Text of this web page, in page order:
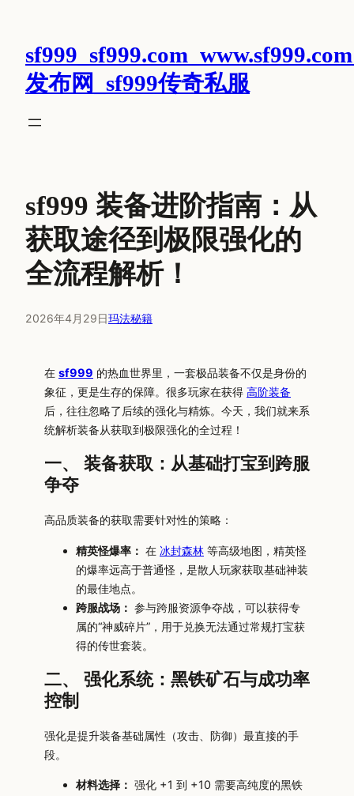
发布网_sf999传奇私服
sf999 装备进阶指南：从
获取途径到极限强化的
全流程解析！
2026年4月29日玛法秘籍
在 sf999 的热血世界里，一套极品装备不仅是身份的
象征，更是生存的保障。很多玩家在获得 高阶装备
后，往往忽略了后续的强化与精炼。今天，我们就来系
统解析装备从获取到极限强化的全过程！
一、 装备获取：从基础打宝到跨服
争夺
高品质装备的获取需要针对性的策略：
精英怪爆率： 在 冰封森林 等高级地图，精英怪
的爆率远高于普通怪，是散人玩家获取基础神装
的最佳地点。
跨服战场： 参与跨服资源争夺战，可以获得专
属的“神威碎片”，用于兑换无法通过常规打宝获
得的传世套装。
二、 强化系统：黑铁矿石与成功率
控制
强化是提升装备基础属性（攻击、防御）最直接的手
段。
材料选择： 强化 +1 到 +10 需要高纯度的黑铁